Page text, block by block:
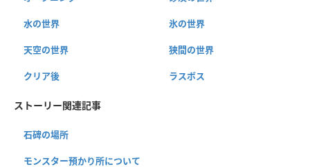
水の世界 氷の世界
天空の世界 狭間の世界
クリア後 ラスボス
ストーリー関連記事
石碑の場所
モンスター預かり所について